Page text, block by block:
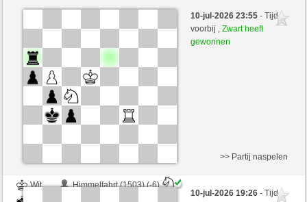
Wit
immerwinner (1668) (-12)
Speelduur: 2 minutes/side + 0 seconds/move
Partij telt mee voor de ranglijst
10-jul-2026 23:55- Tijd
voorbij ,Zwart heeft
gewonnen
Wit
Himmelfahrt (1503) (-6)
>> Partij naspelen
10-jul-2026 19:26- Tijd